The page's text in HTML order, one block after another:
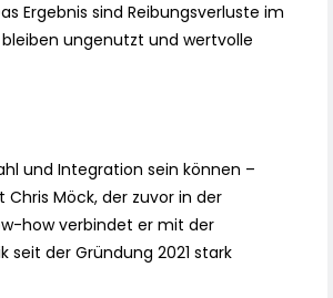
Ergebnis sind Reibungsverluste im
ungenutzt und wertvolle
und Integration sein können –
Möck, der zuvor in der
how verbindet er mit der
seit der Gründung 2021 stark